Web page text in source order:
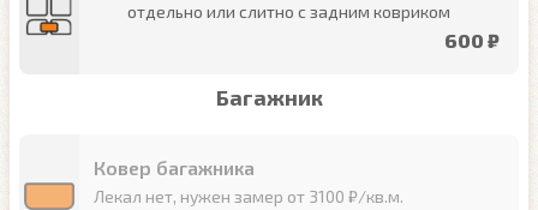
отдельно или слитно с задним ковриком
600 ₽
Багажник
Ковер багажника
Лекал нет, нужен замер от 3100 ₽/кв.м.